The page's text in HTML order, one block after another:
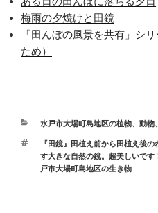
梅雨の夕焼けと田鏡
「田んぼの風景を共有」シ
ため）
カ
リ
ー
水戸市大場町島地区の植物、動物、
タ
グ
『田鏡』田植え前から田植え後
す大きな自然の鏡。超美しいです
戸市大場町島地区の生き物